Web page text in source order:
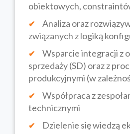
obiektowych,
Analiza oraz
związanych z logiką
Wsparcie integracji z
sprzedaży (SD) oraz z
produkcyjnymi (w
Współpraca z
technicznymi
Dzielenie się wiedzą